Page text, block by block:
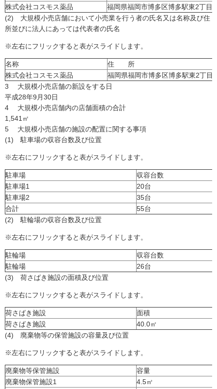
株式会社コスモス薬品
福岡県福岡市博多区博多駅東2丁目
(2) 大規模小売店舗において小売業を行う者の氏名又は名称及び住
所並びに法人にあっては代表者の氏名
※左右にフリックすると表がスライドします。
名称
住 所
株式会社コスモス薬品
福岡県福岡市博多区博多駅東2丁目
3 大規模小売店舗の新設をする日
平成28年9月30日
4 大規模小売店舗内の店舗面積の合計
1,541㎡
5 大規模小売店舗の施設の配置に関する事項
(1) 駐車場の収容台数及び位置
※左右にフリックすると表がスライドします。
駐車場
収容台数
駐車場1
20台
駐車場2
35台
合計
55台
(2) 駐輪場の収容台数及び位置
※左右にフリックすると表がスライドします。
駐輪場
収容台数
駐輪場
26台
(3) 荷さばき施設の面積及び位置
※左右にフリックすると表がスライドします。
荷さばき施設
面積
荷さばき施設
40.0㎡
(4) 廃棄物等の保管施設の容量及び位置
※左右にフリックすると表がスライドします。
廃棄物等保管施設
容量
廃棄物保管施設1
4.5㎥